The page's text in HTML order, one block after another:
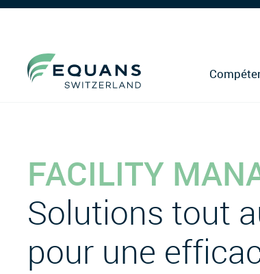
FACILITY
Solutions tout
pour une